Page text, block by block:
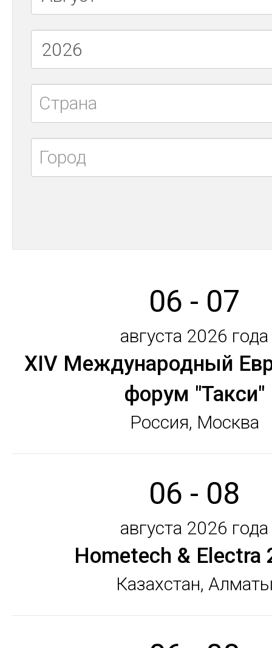
06 - 07
августа 2026 года
XIV Международный
форум "Такси"
Россия, Москва
06 - 08
августа 2026 года
Hometech & Electra
Казахстан,